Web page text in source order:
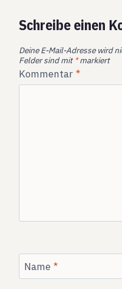
Schreibe einen
Deine E-Mail-Adresse wird
Felder sind mit *markiert
Kommentar *
Name *